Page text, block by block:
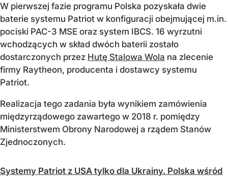
W pierwszej fazie programu Polska pozyskała dwie
baterie systemu Patriot w konfiguracji obejmującej m.in.
pociski PAC-3 MSE oraz system IBCS. 16 wyrzutni
wchodzących w skład dwóch baterii zostało
dostarczonych przez Hutę Stalowa Wola na zlecenie
firmy Raytheon, producenta i dostawcy systemu
Patriot.
Realizacja tego zadania była wynikiem zamówienia
międzyrządowego zawartego w 2018 r. pomiędzy
Ministerstwem Obrony Narodowej a rządem Stanów
Zjednoczonych.
Systemy Patriot z USA tylko dla Ukrainy. Polska wśród